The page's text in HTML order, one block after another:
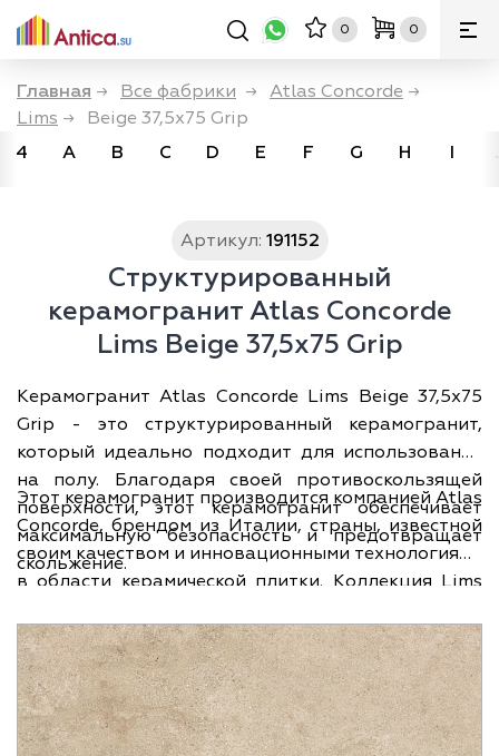
0 0
Главная → Все фабрики → Atlas Concorde →
Lims →
Beige 37,5x75 Grip
4
A B C D E F G H I
Артикул: 191152
Структурированный
керамогранит Atlas Concorde
Lims Beige 37,5x75 Grip
Керамогранит Atlas Concorde Lims Beige 37,5x75
Grip - это структурированный керамогранит,
который идеально подходит для использования
на полу. Благодаря своей противоскользящей
поверхности, этот керамогранит обеспечивает
максимальную безопасность и предотвращает
скольжение.
Этот керамогранит производится компанией Atlas
Concorde, брендом из Италии, страны, известной
своим качеством и инновационными технологиями
в области керамической плитки. Коллекция Lims
дизайны, которые добавят утонченности и
изысканности в ваше пространство. Размеры
плитки составляют 37,5х75 см, ширина - 37,5 см,
длина - 75 см, а толщина - 9 мм.